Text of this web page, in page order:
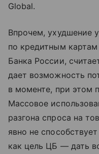
Global.
Впрочем, ухудшение
по кредитным
Банка России,
дает возможность
в моменте, при этом
Массовое
разгона спроса на
явно не
как цель ЦБ — дать